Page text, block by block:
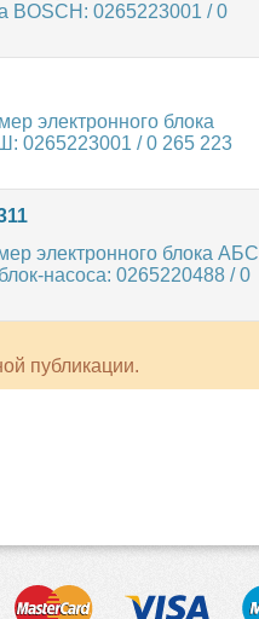
BOSCH: 0265223001 / 0
электронного блока
0265223001 / 0 265 223
электронного блока АБС
насоса: 0265220488 / 0
публикации.